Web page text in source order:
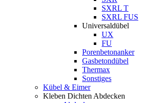
SXRL T
SXRL FUS
Universaldübel
UX
FU
Porenbetonanker
Gasbetondübel
Thermax
Sonstiges
Kübel & Eimer
Kleben Dichten Abdecken